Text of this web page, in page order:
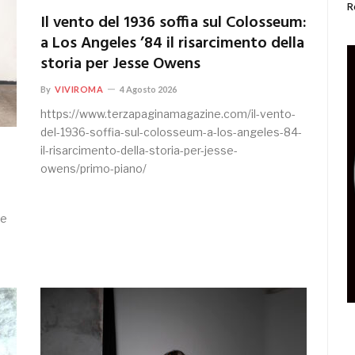
Il vento del 1936 soffia sul Colosseum:
a Los Angeles ’84 il risarcimento della
storia per Jesse Owens
By VIVIROMA 4 Agosto 2026
https://www.terzapaginamagazine.com/il-vento-
del-1936-soffia-sul-colosseum-a-los-angeles-84-
il-risarcimento-della-storia-per-jesse-
owens/primo-piano/